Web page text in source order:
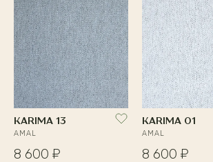
KARIMA 13
AMAL
8 600 ₽
KARIMA 01
AMAL
8 600 ₽